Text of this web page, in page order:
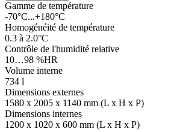
Gamme de température
-70°C...+180°C
Homogénéité de température
0.3 à 2.0°C
Contrôle de l'humidité relative
10…98 %HR
Volume interne
734 l
Dimensions externes
1580 x 2005 x 1140 mm (L x H x P)
Dimensions internes
1200 x 1020 x 600 mm (L x H x P)